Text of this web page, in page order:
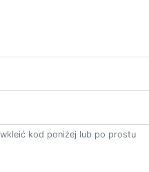
kod poniżej lub po prostu